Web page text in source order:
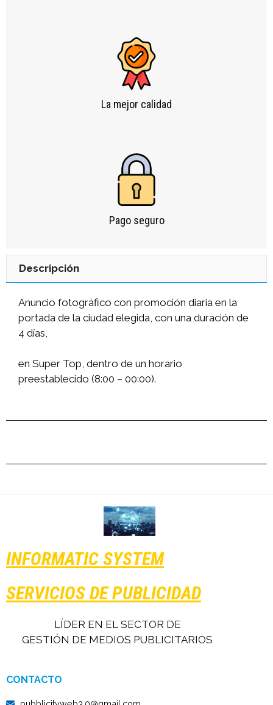
La mejor calidad
Pago seguro
Descripción
Anuncio fotográfico con promoción diaria en la
portada de la ciudad elegida, con una duración de
4 días,
en Super Top, dentro de un horario
preestablecido (8:00 – 00:00).
INFORMATIC SYSTEM
SERVICIOS DE PUBLICIDAD
LÍDER EN EL SECTOR DE
GESTIÓN DE MEDIOS PUBLICITARIOS
CONTACTO